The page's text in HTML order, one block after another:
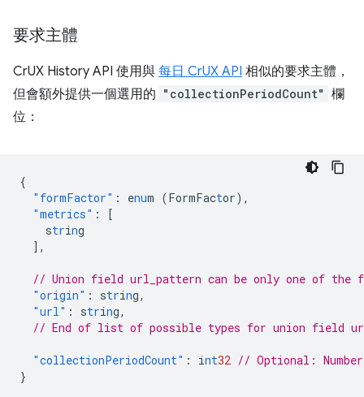
要求主體
CrUX History API 使用與 每日 CrUX API 相似的要求主體，
但會額外提供一個選用的 "collectionPeriodCount" 欄
位：
{
"formFactor" : enum (FormFactor) ,
"metrics" :
[
string
],
// Union field url_pattern can be only one of the
"origin" : string,
"url" : string,
// End of list of possible types for union field
"collectionPeriodCount" : int32 // Optional:
}